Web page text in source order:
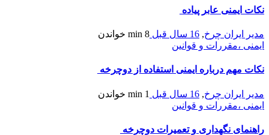
نکات ایمنی عابر پیاده
مدیر ایران چرخ, 16 سال قبل 8 min
خواندن
ایمنی ،مقررات و قوانین
نکات مهم درباره ایمنی استفاده از دوچرخه
مدیر ایران چرخ, 16 سال قبل 1 min
خواندن
ایمنی ،مقررات و قوانین
راهنمای نگهداری و تعمیرات دوچرخه